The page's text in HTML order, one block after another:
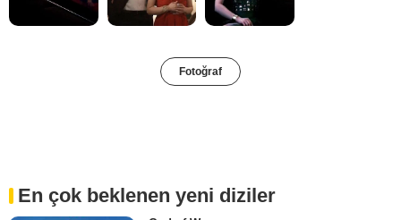
Fotoğraf
En çok beklenen yeni diziler